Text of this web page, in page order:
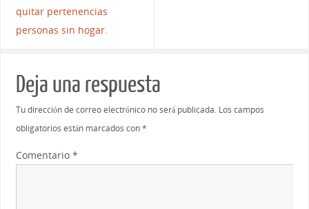
quitar pertenencias
personas sin hogar.
Deja una respuesta
Tu dirección de correo electrónico no será publicada. Los campos
obligatorios están marcados con*
Comentario *